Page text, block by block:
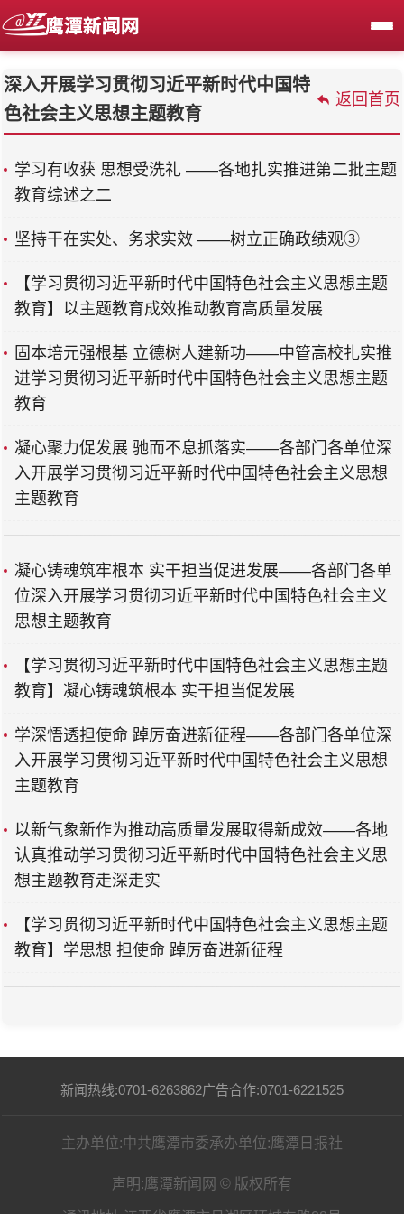
深入开展学习贯彻习近平新时代中国特
色社会主义思想主题教育
返回首页
学习有收获 思想受洗礼 ——各地扎实推进第二批主题
教育综述之二
坚持干在实处、务求实效 ——树立正确政绩观③
【学习贯彻习近平新时代中国特色社会主义思想主题
教育】以主题教育成效推动教育高质量发展
固本培元强根基 立德树人建新功——中管高校扎实推
进学习贯彻习近平新时代中国特色社会主义思想主题
教育
凝心聚力促发展 驰而不息抓落实——各部门各单位深
入开展学习贯彻习近平新时代中国特色社会主义思想
主题教育
凝心铸魂筑牢根本 实干担当促进发展——各部门各单
位深入开展学习贯彻习近平新时代中国特色社会主义
思想主题教育
【学习贯彻习近平新时代中国特色社会主义思想主题
教育】凝心铸魂筑根本 实干担当促发展
学深悟透担使命 踔厉奋进新征程——各部门各单位深
入开展学习贯彻习近平新时代中国特色社会主义思想
主题教育
以新气象新作为推动高质量发展取得新成效——各地
认真推动学习贯彻习近平新时代中国特色社会主义思
想主题教育走深走实
【学习贯彻习近平新时代中国特色社会主义思想主题
教育】学思想 担使命 踔厉奋进新征程
新闻热线:0701-6263862广告合作:0701-6221525
主办单位:中共鹰潭市委承办单位:鹰潭日报社
声明:鹰潭新闻网 © 版权所有